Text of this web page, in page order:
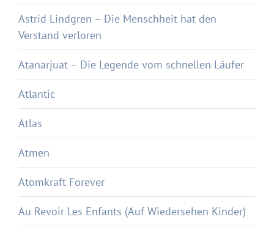
Astrid Lindgren – Die Menschheit hat den
Verstand verloren
Atanarjuat – Die Legende vom schnellen Läufer
Atlantic
Atlas
Atmen
Atomkraft Forever
Au Revoir Les Enfants (Auf Wiedersehen Kinder)